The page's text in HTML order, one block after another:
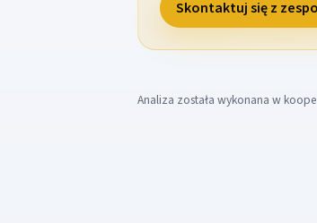
Skontaktuj się z
Analiza została wykonana w